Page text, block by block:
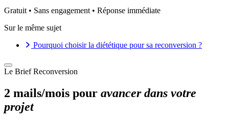
Gratuit • Sans engagement • Réponse immédiate
Sur le même sujet
Pourquoi choisir la diététique pour sa reconversion ?
Le Brief Reconversion
2 mails/mois pour avancer dans votre
projet